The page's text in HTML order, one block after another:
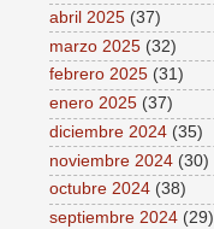
abril 2025 (37)
marzo 2025 (32)
febrero 2025 (31)
enero 2025 (37)
diciembre 2024 (35)
noviembre 2024 (30)
octubre 2024 (38)
septiembre 2024 (29)